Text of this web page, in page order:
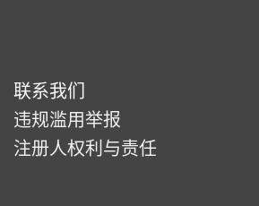
联系我们
违规滥用举报
注册人权利与责任